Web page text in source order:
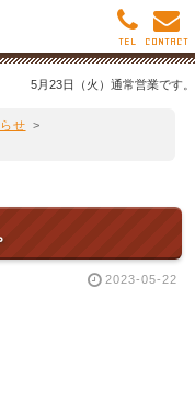
5月23日（火）通常営業です。
せ >
2023-05-22
CONTACT
TEL